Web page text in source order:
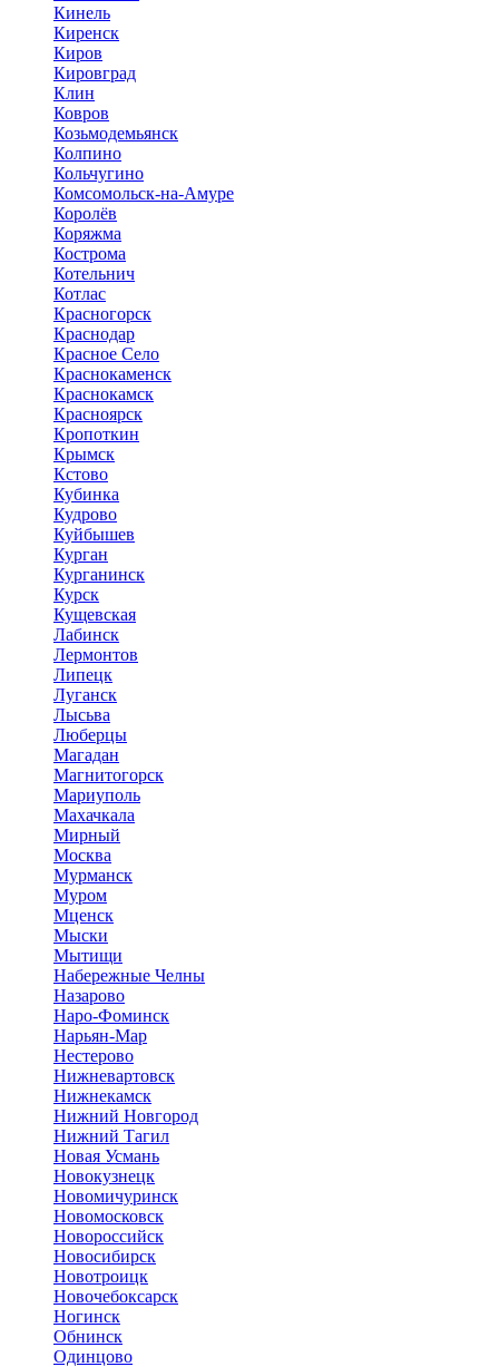
Кинель
Киренск
Киров
Кировград
Клин
Ковров
Козьмодемьянск
Колпино
Кольчугино
Комсомольск-на-Амуре
Королёв
Коряжма
Кострома
Котельнич
Котлас
Красногорск
Краснодар
Красное Село
Краснокаменск
Краснокамск
Красноярск
Кропоткин
Крымск
Кстово
Кубинка
Кудрово
Куйбышев
Курган
Курганинск
Курск
Кущевская
Лабинск
Лермонтов
Липецк
Луганск
Лысьва
Люберцы
Магадан
Магнитогорск
Мариуполь
Махачкала
Мирный
Москва
Мурманск
Муром
Мценск
Мыски
Мытищи
Набережные Челны
Назарово
Наро-Фоминск
Нарьян-Мар
Нестерово
Нижневартовск
Нижнекамск
Нижний Новгород
Нижний Тагил
Новая Усмань
Новокузнецк
Новомичуринск
Новомосковск
Новороссийск
Новосибирск
Новотроицк
Новочебоксарск
Ногинск
Обнинск
Одинцово